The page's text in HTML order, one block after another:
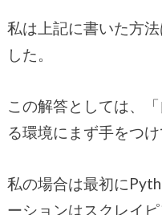
私は上記に書いた方
した。
この解答としては、
る環境にまず手をつけ
私の場合は最初に
ーションはスクレイピ